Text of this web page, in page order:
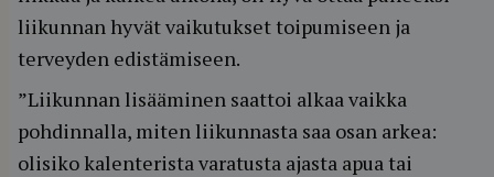
liikunnan hyvät vaikutukset toipumiseen ja
terveyden edistämiseen.
”Liikunnan lisääminen saattoi alkaa vaikka
pohdinnalla, miten liikunnasta saa osan arkea:
olisiko kalenterista varatusta ajasta apua tai